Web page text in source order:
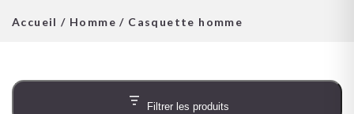
Accueil / Homme / Casquette homme
Filtrer les produits